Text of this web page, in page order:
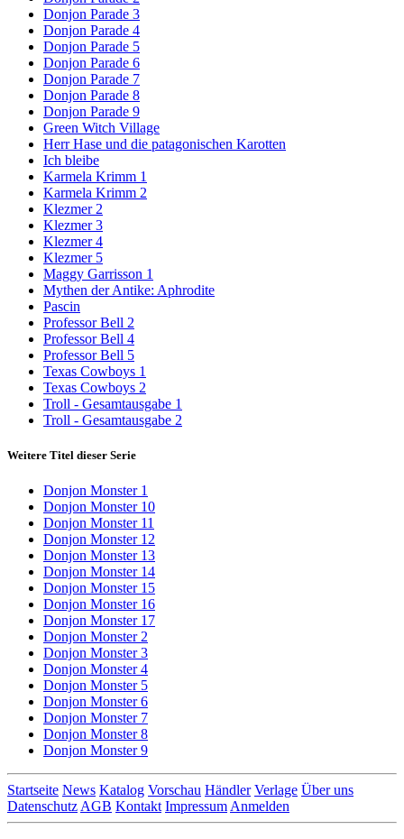
Donjon Parade 3
Donjon Parade 4
Donjon Parade 5
Donjon Parade 6
Donjon Parade 7
Donjon Parade 8
Donjon Parade 9
Green Witch Village
Herr Hase und die patagonischen Karotten
Ich bleibe
Karmela Krimm 1
Karmela Krimm 2
Klezmer 2
Klezmer 3
Klezmer 4
Klezmer 5
Maggy Garrisson 1
Mythen der Antike: Aphrodite
Pascin
Professor Bell 2
Professor Bell 4
Professor Bell 5
Texas Cowboys 1
Texas Cowboys 2
Troll - Gesamtausgabe 1
Troll - Gesamtausgabe 2
Weitere Titel dieser Serie
Donjon Monster 1
Donjon Monster 10
Donjon Monster 11
Donjon Monster 12
Donjon Monster 13
Donjon Monster 14
Donjon Monster 15
Donjon Monster 16
Donjon Monster 17
Donjon Monster 2
Donjon Monster 3
Donjon Monster 4
Donjon Monster 5
Donjon Monster 6
Donjon Monster 7
Donjon Monster 8
Donjon Monster 9
Startseite News Katalog Vorschau Händler Verlage Über uns
Datenschutz AGB Kontakt Impressum Anmelden